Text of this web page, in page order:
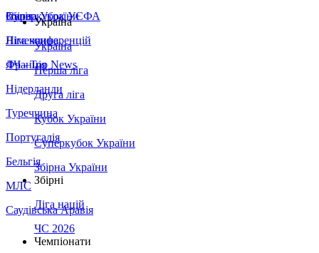
Збірна України
Італія
Німеччина
Франція
Нідерланди
Туреччина
Португалія
Бельгія
МЛС
Саудівська Аравія
Суперкубок УЄФА
Ліга конференцій
ЛЧ - Top News
Україна
Україна
Перша ліга
Друга ліга
Кубок України
Суперкубок України
Збірна України
Збірні
Ліга націй
ЧС 2026
Чемпіонати